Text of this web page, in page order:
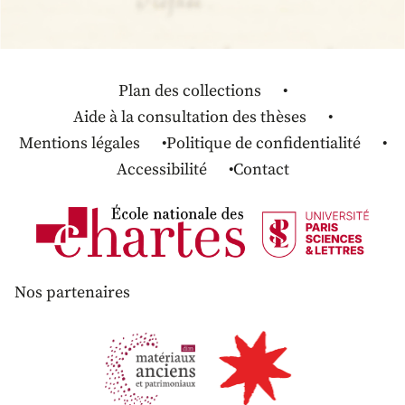
Plan des collections
Aide à la consultation des thèses
Mentions légales
Politique de confidentialité
Accessibilité
Contact
Nos partenaires